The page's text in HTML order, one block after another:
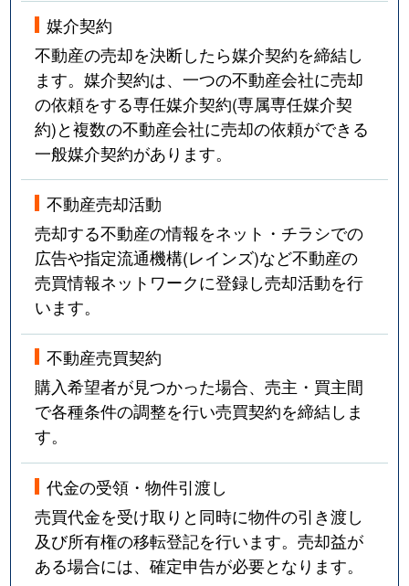
媒介契約
不動産の売却を決断したら媒介契約を締結し
ます。媒介契約は、一つの不動産会社に売却
の依頼をする専任媒介契約(専属専任媒介契
約)と複数の不動産会社に売却の依頼ができる
一般媒介契約があります。
不動産売却活動
売却する不動産の情報をネット・チラシでの
広告や指定流通機構(レインズ)など不動産の
売買情報ネットワークに登録し売却活動を行
います。
不動産売買契約
購入希望者が見つかった場合、売主・買主間
で各種条件の調整を行い売買契約を締結しま
す。
代金の受領・物件引渡し
売買代金を受け取りと同時に物件の引き渡し
及び所有権の移転登記を行います。売却益が
ある場合には、確定申告が必要となります。